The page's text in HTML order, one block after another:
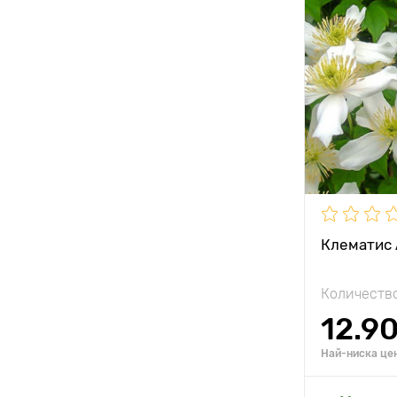
Клематис
12.90
Най-ниска
Височина
растението
растенията
замръзване